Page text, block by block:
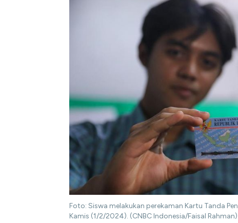
Foto: Siswa melakukan perekaman Kartu Tanda
Kamis (1/2/2024). (CNBC Indonesia/Faisal Rahman)